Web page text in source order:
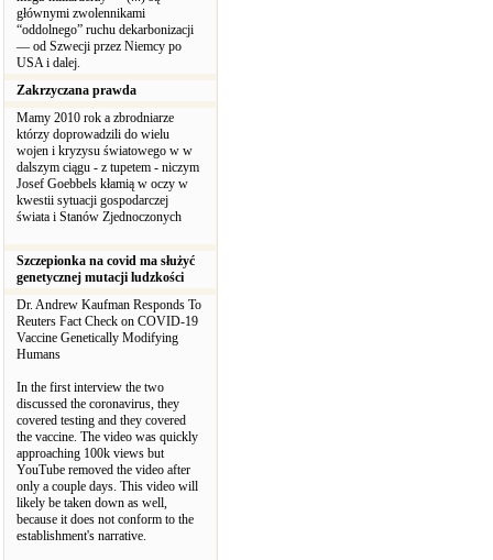
głównymi zwolennikami
“oddolnego” ruchu dekarbonizacji
— od Szwecji przez Niemcy po
USA i dalej.
Zakrzyczana prawda
Mamy 2010 rok a zbrodniarze
którzy doprowadzili do wielu
wojen i kryzysu światowego w w
dalszym ciągu - z tupetem - niczym
Josef Goebbels kłamią w oczy w
kwestii sytuacji gospodarczej
świata i Stanów Zjednoczonych
Szczepionka na covid ma służyć
genetycznej mutacji ludzkości
Dr. Andrew Kaufman Responds To
Reuters Fact Check on COVID-19
Vaccine Genetically Modifying
Humans
In the first interview the two
discussed the coronavirus, they
covered testing and they covered
the vaccine. The video was quickly
approaching 100k views but
YouTube removed the video after
only a couple days. This video will
likely be taken down as well,
because it does not conform to the
establishment's narrative.